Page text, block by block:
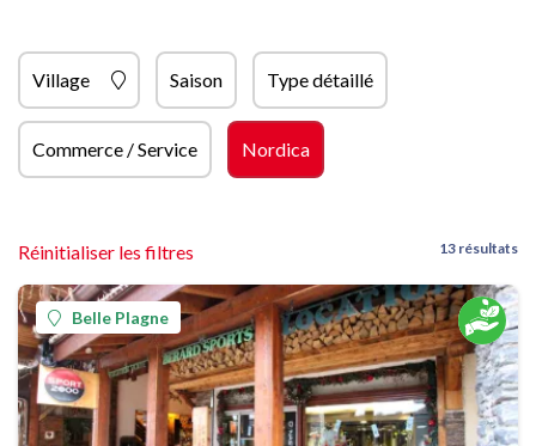
Village Saison Type détaillé
Commerce / Service Nordica
Réinitialiser les filtres 13 résultats
Belle Plagne